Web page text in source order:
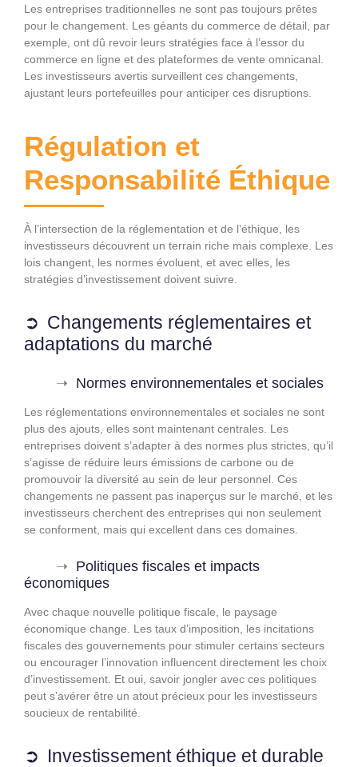
Les entreprises traditionnelles ne sont pas toujours prêtes
pour le changement. Les géants du commerce de détail, par
exemple, ont dû revoir leurs stratégies face à l’essor du
commerce en ligne et des plateformes de vente omnicanal.
Les investisseurs avertis surveillent ces changements,
ajustant leurs portefeuilles pour anticiper ces disruptions.
Régulation et
Responsabilité Éthique
À l’intersection de la réglementation et de l’éthique, les
investisseurs découvrent un terrain riche mais complexe. Les
lois changent, les normes évoluent, et avec elles, les
stratégies d’investissement doivent suivre.
Changements réglementaires et
adaptations du marché
Normes environnementales et sociales
Les réglementations environnementales et sociales ne sont
plus des ajouts, elles sont maintenant centrales. Les
entreprises doivent s’adapter à des normes plus strictes, qu’il
s’agisse de réduire leurs émissions de carbone ou de
promouvoir la diversité au sein de leur personnel. Ces
changements ne passent pas inaperçus sur le marché, et les
investisseurs cherchent des entreprises qui non seulement
se conforment, mais qui excellent dans ces domaines.
Politiques fiscales et impacts
économiques
Avec chaque nouvelle politique fiscale, le paysage
économique change. Les taux d’imposition, les incitations
fiscales des gouvernements pour stimuler certains secteurs
ou encourager l’innovation influencent directement les choix
d’investissement. Et oui, savoir jongler avec ces politiques
peut s’avérer être un atout précieux pour les investisseurs
soucieux de rentabilité.
Investissement éthique et durable